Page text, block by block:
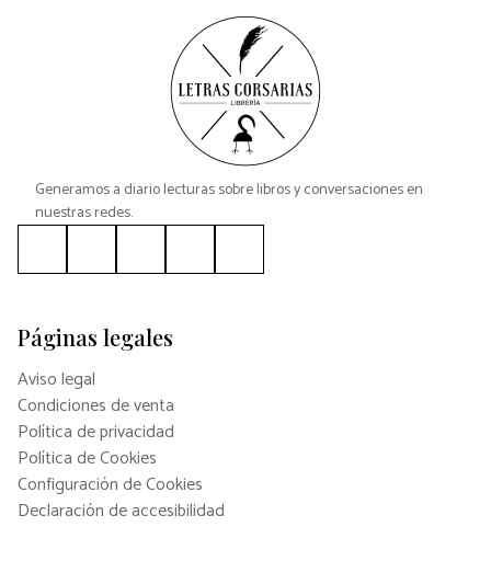
Generamos a diario lecturas sobre libros y conversaciones en
nuestras redes.
Páginas legales
Aviso legal
Condiciones de venta
Política de privacidad
Política de Cookies
Configuración de Cookies
Declaración de accesibilidad